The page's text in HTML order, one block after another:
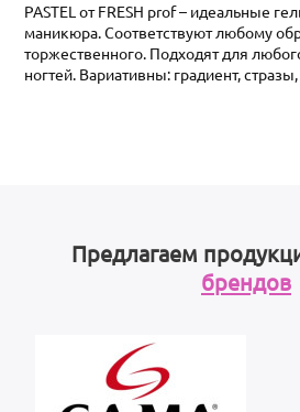
PASTEL от FRESH prof – идеальные
маникюра. Соответствуют любому
торжественного. Подходят для
ногтей. Вариативны: градиент,
Предлагаем
брендов